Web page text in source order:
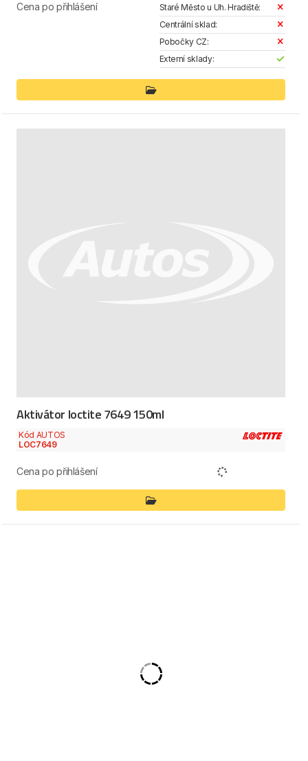
Cena po přihlášení
Staré Město u Uh. Hradiště:
Centrální sklad:
Pobočky CZ:
Externí sklady:
Aktivátor loctite 7649 150ml
Kód AUTOS
LOC7649
Cena po přihlášení